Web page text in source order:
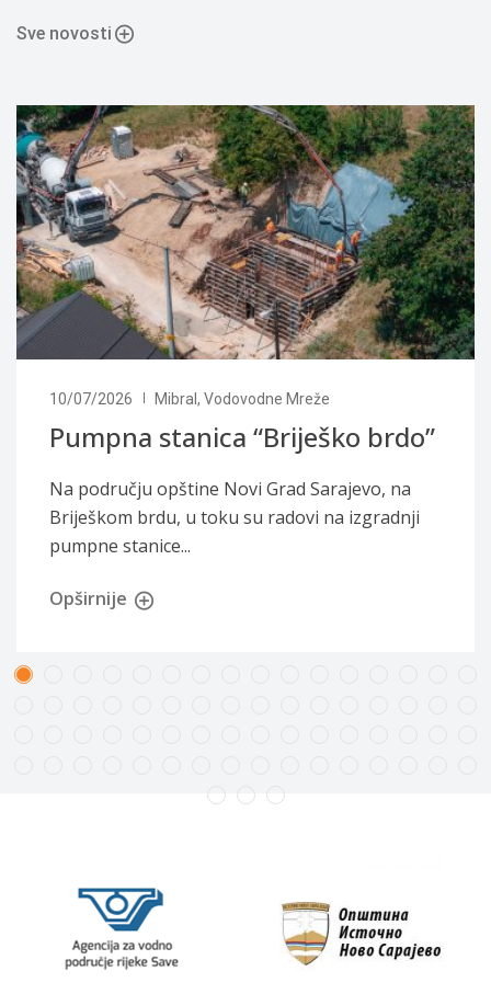
Sve novosti
10/07/2026 Mibral, Vodovodne Mreže
Pumpna stanica “Briješko brdo”
Na području opštine Novi Grad Sarajevo, na
Briješkom brdu, u toku su radovi na izgradnji
pumpne stanice...
Opširnije